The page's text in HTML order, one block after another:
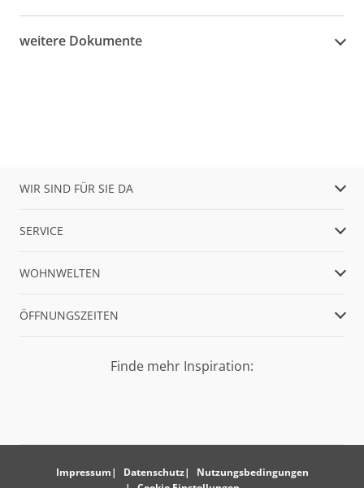
weitere Dokumente
WIR SIND FÜR SIE DA
SERVICE
WOHNWELTEN
ÖFFNUNGSZEITEN
Finde mehr Inspiration:
Impressum Datenschutz
Nutzungsbedingungen